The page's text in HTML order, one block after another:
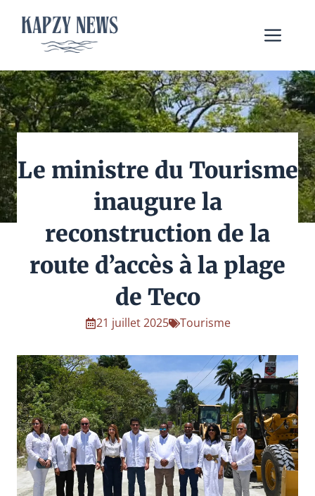
contenu
Le ministre du Tourisme
inaugure la
reconstruction de la
route d’accès à la plage
de Teco
21 juillet 2025 Tourisme